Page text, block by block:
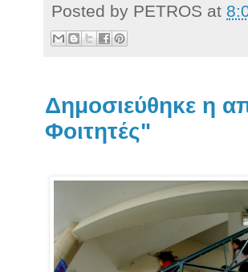
Posted by PETROS at
Δημοσιεύθηκε η
Φοιτητές"